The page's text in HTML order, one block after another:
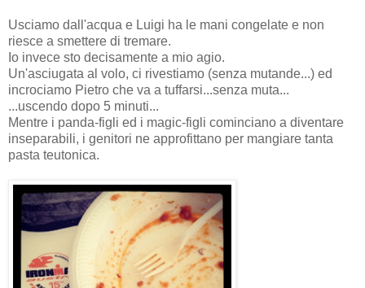
Usciamo dall'acqua e Luigi ha le mani congelate e non
riesce a smettere di tremare.
Io invece sto decisamente a mio agio.
Un'asciugata al volo, ci rivestiamo (senza mutande...) ed
incrociamo Pietro che va a tuffarsi...senza muta...
...uscendo dopo 5 minuti...
Mentre i panda-figli ed i magic-figli cominciano a diventare
inseparabili, i genitori ne approfittano per mangiare tanta
pasta teutonica.